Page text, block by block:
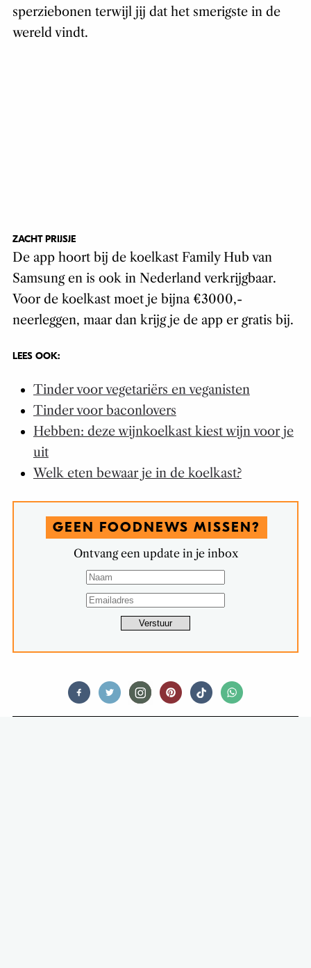
sperziebonen terwijl jij dat het smerigste in de
wereld vindt.
ZACHT PRIJSJE
De app hoort bij de koelkast Family Hub van
Samsung en is ook in Nederland verkrijgbaar.
Voor de koelkast moet je bijna €3000,-
neerleggen, maar dan krijg je de app er gratis bij.
LEES OOK:
Tinder voor vegetariërs en veganisten
Tinder voor baconlovers
Hebben: deze wijnkoelkast kiest wijn voor je
uit
Welk eten bewaar je in de koelkast?
GEEN FOODNEWS MISSEN?
Ontvang een update in je inbox